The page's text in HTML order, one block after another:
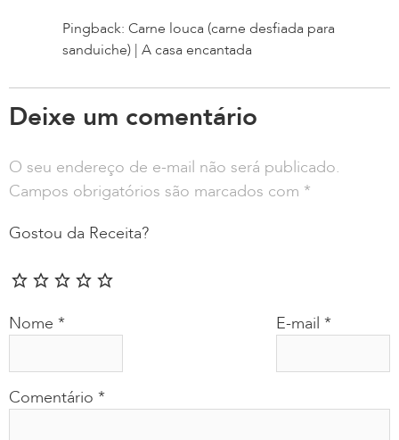
Pingback: Carne louca (carne desfiada para
sanduiche) | A casa encantada
Deixe um comentário
O seu endereço de e-mail não será publicado.
Campos obrigatórios são marcados com *
Gostou da Receita?
Comentário *
Nome * E-mail *